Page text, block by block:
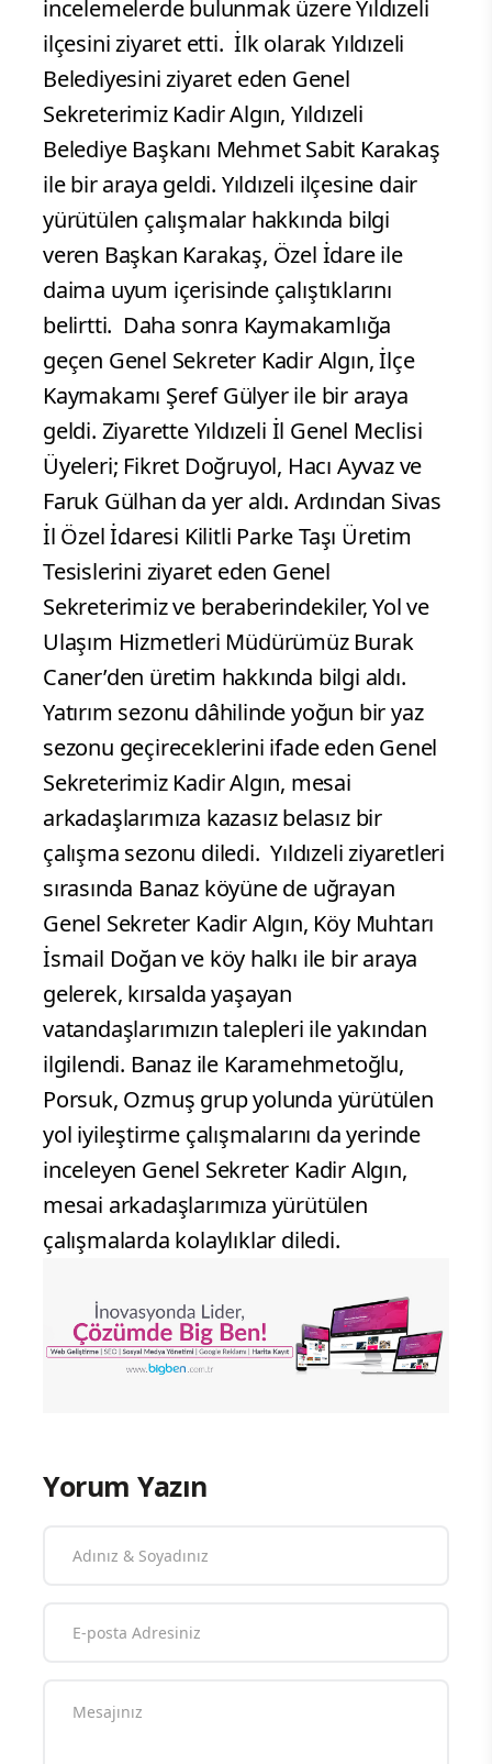
incelemelerde bulunmak üzere Yıldızeli
ilçesini ziyaret etti. İlk olarak Yıldızeli
Belediyesini ziyaret eden Genel
Sekreterimiz Kadir Algın, Yıldızeli
Belediye Başkanı Mehmet Sabit Karakaş
ile bir araya geldi. Yıldızeli ilçesine dair
yürütülen çalışmalar hakkında bilgi
veren Başkan Karakaş, Özel İdare ile
daima uyum içerisinde çalıştıklarını
belirtti. Daha sonra Kaymakamlığa
geçen Genel Sekreter Kadir Algın, İlçe
Kaymakamı Şeref Gülyer ile bir araya
geldi. Ziyarette Yıldızeli İl Genel Meclisi
Üyeleri; Fikret Doğruyol, Hacı Ayvaz ve
Faruk Gülhan da yer aldı. Ardından Sivas
İl Özel İdaresi Kilitli Parke Taşı Üretim
Tesislerini ziyaret eden Genel
Sekreterimiz ve beraberindekiler, Yol ve
Ulaşım Hizmetleri Müdürümüz Burak
Caner’den üretim hakkında bilgi aldı.
Yatırım sezonu dâhilinde yoğun bir yaz
sezonu geçireceklerini ifade eden Genel
Sekreterimiz Kadir Algın, mesai
arkadaşlarımıza kazasız belasız bir
çalışma sezonu diledi. Yıldızeli ziyaretleri
sırasında Banaz köyüne de uğrayan
Genel Sekreter Kadir Algın, Köy Muhtarı
İsmail Doğan ve köy halkı ile bir araya
gelerek, kırsalda yaşayan
vatandaşlarımızın talepleri ile yakından
ilgilendi. Banaz ile Karamehmetoğlu,
Porsuk, Ozmuş grup yolunda yürütülen
yol iyileştirme çalışmalarını da yerinde
inceleyen Genel Sekreter Kadir Algın,
mesai arkadaşlarımıza yürütülen
çalışmalarda kolaylıklar diledi.
Yorum Yazın